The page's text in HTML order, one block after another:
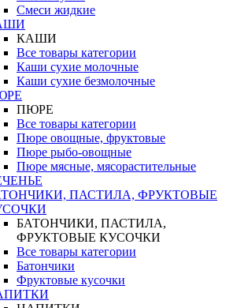
Смеси жидкие
КАШИ
Все товары категории
Каши сухие молочные
Каши сухие безмолочные
ПЮРЕ
Все товары категории
Пюре овощные, фруктовые
Пюре рыбо-овощные
Пюре мясные, мясорастительные
ПАСТИЛА, ФРУКТОВЫЕ
БАТОНЧИКИ, ПАСТИЛА,
ФРУКТОВЫЕ КУСОЧКИ
Все товары категории
Батончики
Фруктовые кусочки